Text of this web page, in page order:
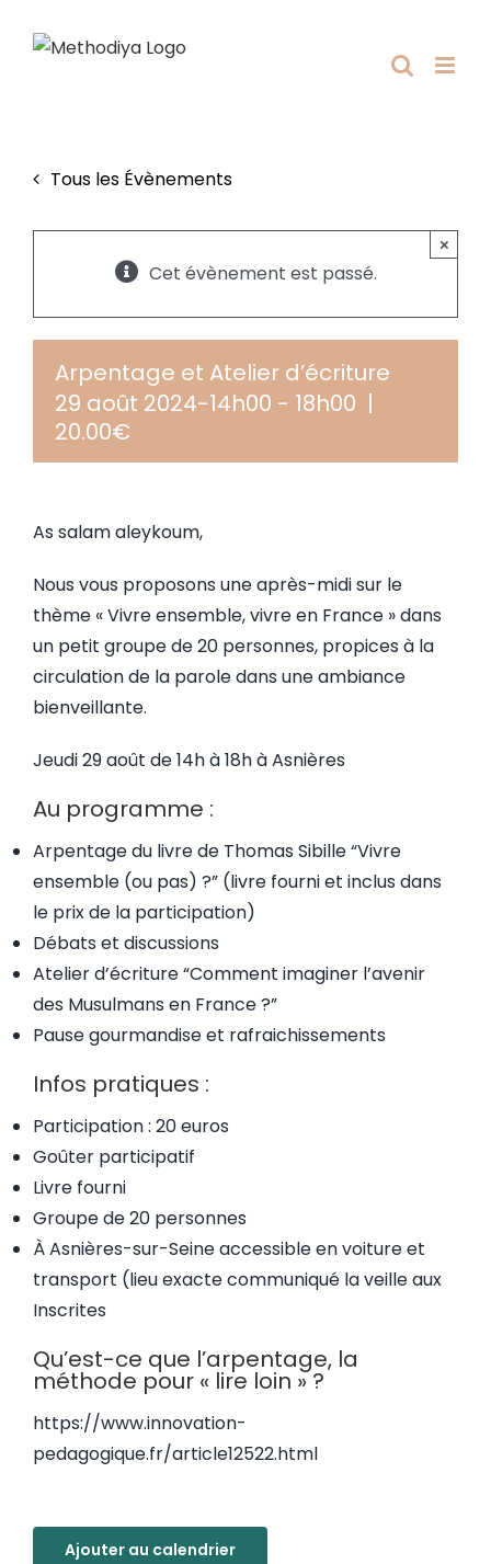
Tous les Évènements
Cet évènement est passé.
×
Arpentage et Atelier d’écriture
29 août 2024-14h00 - 18h00 |
20.00€
As salam aleykoum,
Nous vous proposons une après-midi sur le
thème « Vivre ensemble, vivre en France » dans
un petit groupe de 20 personnes, propices à la
circulation de la parole dans une ambiance
bienveillante.
Jeudi 29 août de 14h à 18h à Asnières
Au programme :
Arpentage du livre de Thomas Sibille “Vivre
ensemble (ou pas) ?” (livre fourni et inclus dans
le prix de la participation)
Débats et discussions
Atelier d’écriture “Comment imaginer l’avenir
des Musulmans en France ?”
Pause gourmandise et rafraichissements
Infos pratiques :
Participation : 20 euros
Goûter participatif
Livre fourni
Groupe de 20 personnes
À Asnières-sur-Seine accessible en voiture et
transport (lieu exacte communiqué la veille aux
Inscrites
Qu’est-ce que l’arpentage, la
méthode pour « lire loin » ?
https://www.innovation-
pedagogique.fr/article12522.html
Ajouter au calendrier